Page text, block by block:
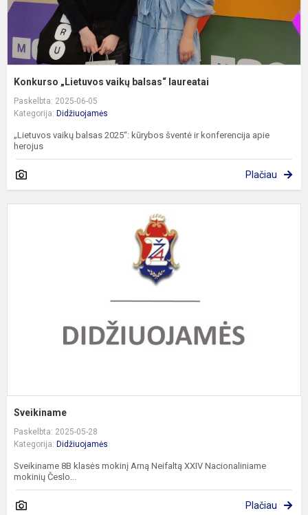
Konkurso „Lietuvos vaikų balsas“ laureatai
Paskelbta: 2025-06-05
Kategorija: Didžiuojamės
„Lietuvos vaikų balsas 2025“: kūrybos šventė ir konferencija apie
herojus
Plačiau
Sveikiname
Paskelbta: 2025-05-28
Kategorija: Didžiuojamės
Sveikiname 8B klasės mokinį Arną Neifaltą XXIV Nacionaliniame
mokinių Česlo...
Plačiau